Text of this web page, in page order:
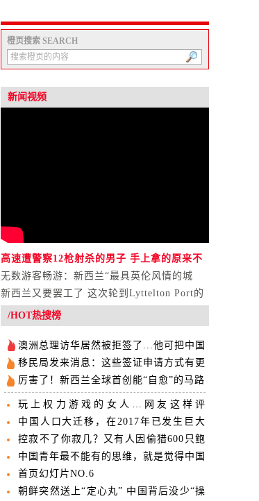
橙页搜索 SEARCH
新闻视频
高速遭警察12枪射杀的男子 手上拿的原来不
是砍刀？
无数游客畅游：新西兰“最具英伦风情的城
市”！
新西兰又要罢工了 这次轮到Lyttelton Port的
工人们
/HOT热搜榜
澳洲总理访华居然被拒签了...他可把中国
留学生欺负惨了！
移民局发来消息：这些签证申请方式有更
新！
厉害了！新西兰全球首创能“自愈”的马路
玩上权力游戏的女人…网友这样评
Jacinda的皇室游
中国人口大迁移，在2017年已发生巨大
转折！
控寂不了你寂几？又有人因偷猎600只鲍
鱼被抓
中国青年最不能有的思维，就是觉得中国
已超越美国天下第一了
首页幻灯片NO.6
朝鲜突然送上“定心丸” 中国背后没少“操